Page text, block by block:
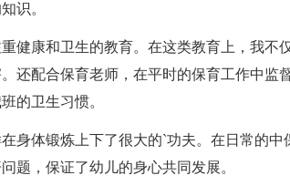
识。
健康和卫生的教育。在这类教育上，我不
还配合保育老师，在平时的保育工作中监
的卫生习惯。
身体锻炼上下了很大的`功夫。在日常的中
题，保证了幼儿的身心共同发展。